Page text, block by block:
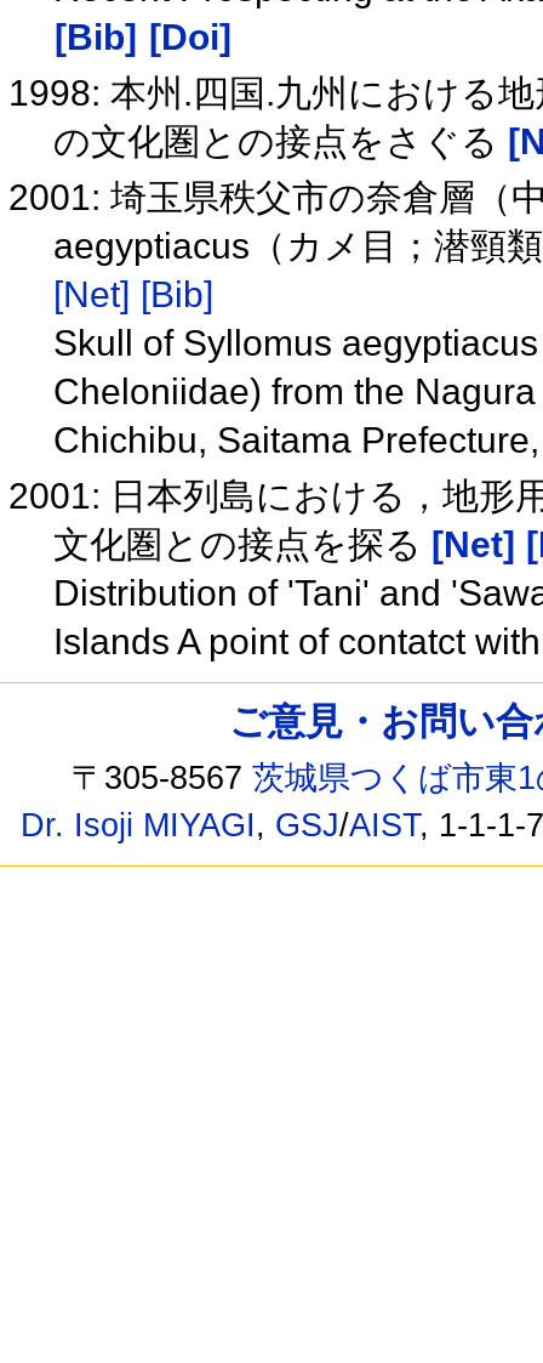
[Bib]
[Doi]
1998: 本州.四国.九州における
の文化圏との接点をさぐる
2001: 埼玉県秩父市の奈倉層（
aegyptiacus（カメ目；潜頸
[Net] [Bib]
Skull of Syllomus
Cheloniidae) from the
Chichibu, Saitama
2001: 日本列島における，地形
文化圏との接点を探る [Net]
Distribution of 'Tani' and
Islands A point of contatct
ご意見・お問い
〒305-8567茨城県つくば市東
Dr. Isoji MIYAGI, GSJ/AIST, 1-1-1-